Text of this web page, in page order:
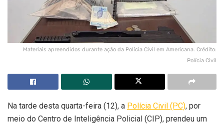
Materiais apreendidos durante ação da Polícia Civil em Americana. Crédito:
Polícia Civil
Na tarde desta quarta-feira (12), a Polícia Civil (PC), por
meio do Centro de Inteligência Policial (CIP), prendeu um